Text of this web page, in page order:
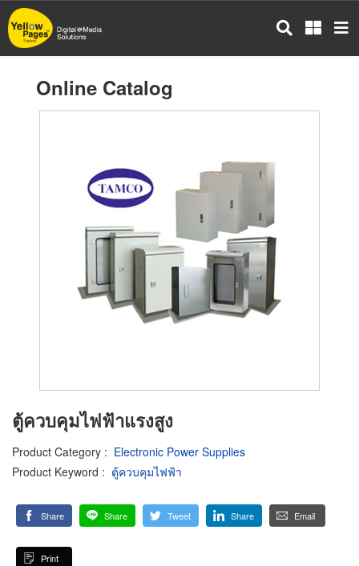
Skip
to
main
Online Catalog
ตู้ควบคุมไฟฟ้าแรงสูง
Product Category : Electronic Power Supplies
Product Keyword : ตู้ควบคุมไฟฟ้า
Share Share Tweet Share Email
Print